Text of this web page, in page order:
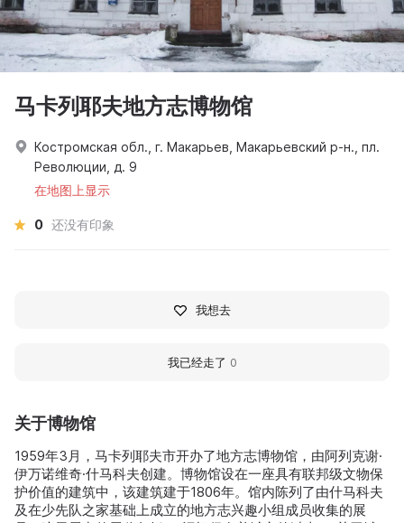
关于博物馆
1959年3月，马卡列耶夫市开办了地方志博物馆，由阿列克谢·
伊万诺维奇·什马科夫创建。博物馆设在一座具有联邦级文物保
护价值的建筑中，该建筑建于1806年。馆内陈列了由什马科夫
及在少先队之家基础上成立的地方志兴趣小组成员收集的展
马卡列耶夫地方志博物馆
Костромская обл., г. Макарьев, Макарьевский р-н., пл.
Революции, д. 9
在地图上显示
0 还没有印象
我想去
我已经走了 0